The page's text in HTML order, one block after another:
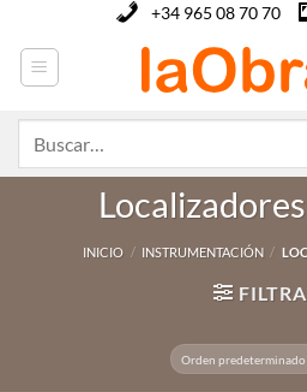
contenido
+34 965 08 70 70
INICIO / INSTRUMENTACIÓN /